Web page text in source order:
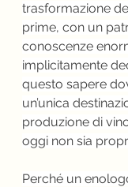
trasformazione
prime, con un
conoscenze
implicitamente
questo sapere
un’unica
produzione di
oggi non sia
Perché un